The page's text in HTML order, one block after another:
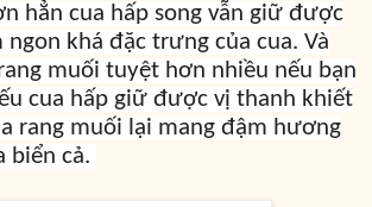
hẳn cua hấp song vẫn giữ được
khá đặc trưng của cua. Và
muối tuyệt hơn nhiều nếu bạn
cua hấp giữ được vị thanh khiết
rang muối lại mang đậm hương
biển cả.